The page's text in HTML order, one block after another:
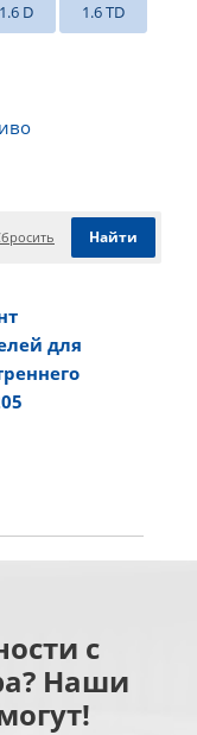
1.6 D 1.6 TD
для
с
Наши